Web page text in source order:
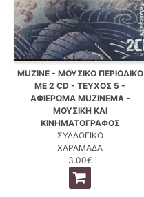
MUZINE - ΜΟΥΣΙΚΟ ΠΕΡΙΟΔΙΚΟ
ΜΕ 2 CD - ΤΕΥΧΟΣ 5 -
ΑΦΙΕΡΩΜΑ MUZINEMA -
ΜΟΥΣΙΚΗ ΚΑΙ
ΚΙΝΗΜΑΤΟΓΡΑΦΟΣ
ΣΥΛΛΟΓΙΚΟ
ΧΑΡΑΜΑΔΑ
3.00€